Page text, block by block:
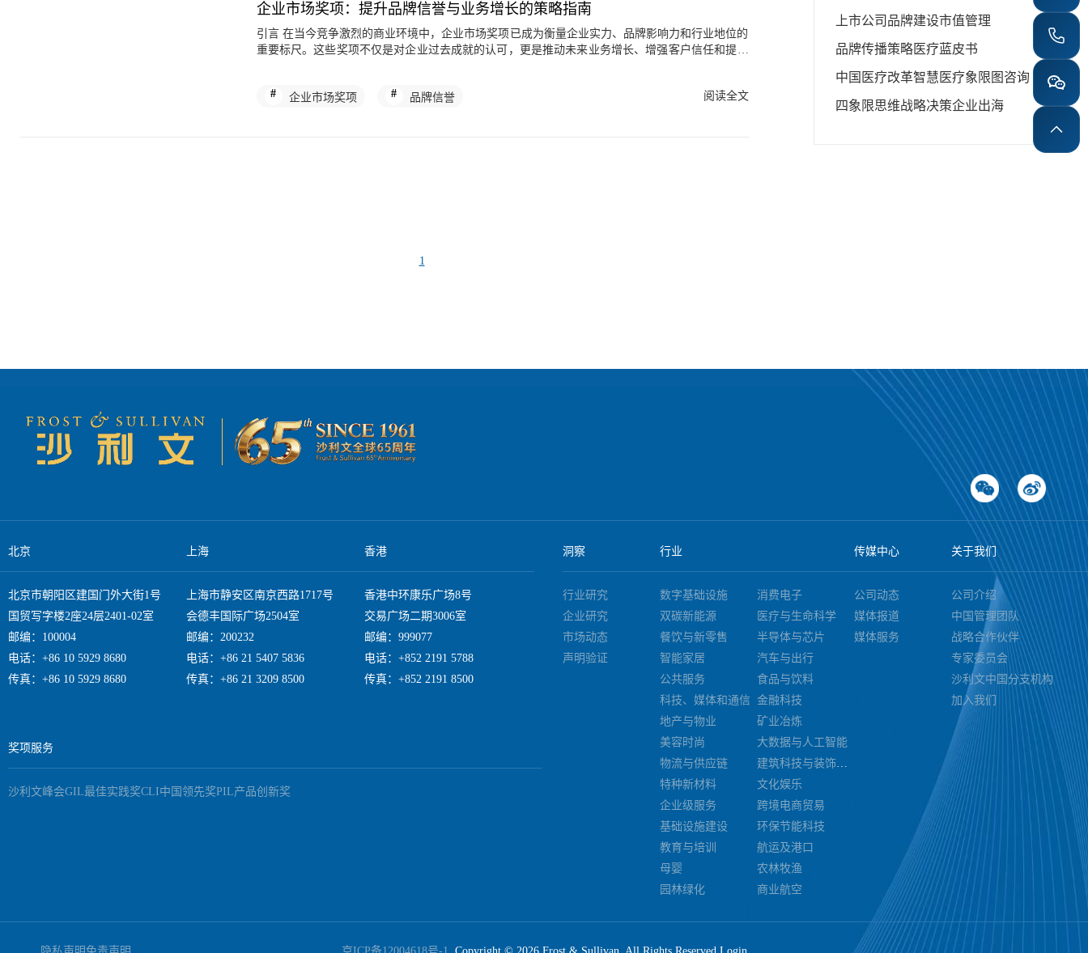
建立行业领导地位，成为所在领域的意见领袖。通过奖项的传播，企业可以塑造专业、可靠的品牌
形象，从而在长期竞争中占据优势。 如何成功获得企业市场奖项：策略与实战技巧 要成功获得企
业市场奖项，首先需要制定清晰的奖项申请策略。企业应深入研究各类奖项的评选标准和历史获奖
者，选择与自身业务高度匹配的奖项。例如，如果企业专注于绿色环保，可以优先申请“可持续发展
项的申请不是一蹴而就的，需要提前准备，通常建议在截止日期前3-6个月开始筹备。 实战技巧方
面，企业应注重案例和数据支撑。评审专家往往看重具体成果，如市场份额增长、客户满意度提升
章，引导读者了解奖项背后的实力。同时，与颁奖机构合作进行联合推广，如参加颁奖典礼后的专
企业市场奖项：提升品牌信誉与业务增长的策略指南
引言 在当今竞争激烈的商业环境中，企业市场奖项已成为衡量企业实力、品牌影响力和行业地位的
重要标尺。这些奖项不仅是对企业过去成就的认可，更是推动未来业务增长、增强客户信任和提升
型、评选标准、申报策略及其对品牌与业务的实际价值，帮助企业制定有效的奖项策略，最大化奖
现。例如，在申报“最佳客户服务奖”时，企业需展示客户满意度调查结果、客户投诉处理率、服务
策略。获奖后，企业应通过新闻稿、社交媒体、官网等渠道广泛宣传，将奖项转化为品牌资产。例
如，发布获奖新闻、制作荣誉徽标、在营销材料中加入奖项标识，甚至举办庆祝活动以增强员工士
气和客户信心。此外，企业可以主动与奖项主办方合作，争取在颁奖典礼上发言或展示，进一步提
面。首先，奖项是品牌信誉的权威背书。在信息爆炸的时代，消费者和客户往往依赖第三方评价来
户、投资者和合作伙伴心中的形象。例如，获得“年度最佳雇主奖”的企业更容易吸引优秀人才，而
会。 此外，奖项还能直接驱动业务增长。获奖企业往往能获得媒体曝光、行业关注和客户信任，从
而带来更多的合作邀约和销售线索。例如，一项针对B2B企业的研究显示，获得行业奖项的公司平
均营收增长率比未获奖公司高出30%。同时，奖项也为企业提供了内部激励。员工因获奖而感到自
护城河，使企业在市场波动中保持韧性。因此，企业应将奖项策略视为品牌建设和业务发展的重要
组成部分，通过系统化的参评和传播，最大化奖项的商业价值。 结论 企业市场奖项不仅是荣誉的
象征，更是推动品牌信誉、客户信任和业务增长的战略工具。通过了解奖项类型与评选标准、精心
准备申报材料、并有效利用获奖成果进行营销，企业可以在激烈的市场竞争中占据有利位置。我们
鼓励每一位企业管理者重新审视奖项的价值，将其纳入年度战略规划，并积极寻求专业指导以提升
申报成功率。如果您希望了解更多关于企业市场奖项的策略或需要定制化的申报支持，请随时联系
企业市场奖项 品牌信誉 阅读全文
1
上市公司品牌建设市值管理
品牌传播策略医疗蓝皮书
中国医疗改革智慧医疗象限图咨询
四象限思维战略决策企业出海
北京 上海 香港
北京市朝阳区建国门外大街1号
国贸写字楼2座24层2401-02室
邮编：100004
电话：+86 10 5929 8680
传真：+86 10 5929 8680
上海市静安区南京西路1717号
会德丰国际广场2504室
邮编：200232
电话：+86 21 5407 5836
传真：+86 21 3209 8500
香港中环康乐广场8号
交易广场二期3006室
邮编：999077
电话：+852 2191 5788
传真：+852 2191 8500
奖项服务
沙利文峰会GIL最佳实践奖CLI中国领先奖PIL产品创新奖
洞察 行业 传媒中心 关于我们
行业研究
企业研究
市场动态
声明验证
数字基础设施
消费电子
双碳新能源
医疗与生命科学
餐饮与新零售
半导体与芯片
智能家居
汽车与出行
公共服务
食品与饮料
科技、媒体和通信 金融科技
地产与物业
矿业冶炼
美容时尚
大数据与人工智能
物流与供应链
建筑科技与装饰装潢
特种新材料
文化娱乐
企业级服务
跨境电商贸易
基础设施建设
环保节能科技
教育与培训
航运及港口
母婴
农林牧渔
园林绿化
商业航空
公司动态
媒体报道
媒体服务
公司介绍
中国管理团队
战略合作伙伴
专家委员会
沙利文中国分支机构
加入我们